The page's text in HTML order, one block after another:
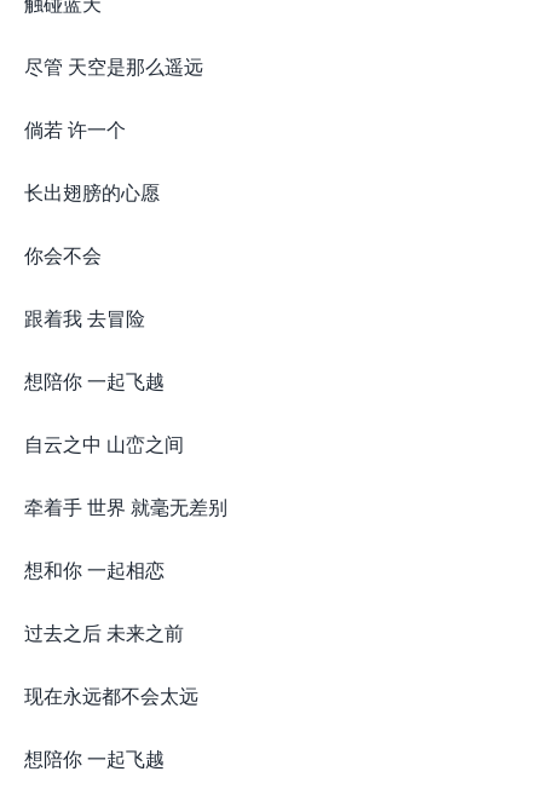
尽管 天空是那么遥远
倘若 许一个
长出翅膀的心愿
你会不会
跟着我 去冒险
想陪你 一起飞越
自云之中 山峦之间
牵着手 世界 就毫无差别
想和你 一起相恋
过去之后 未来之前
现在永远都不会太远
想陪你 一起飞越